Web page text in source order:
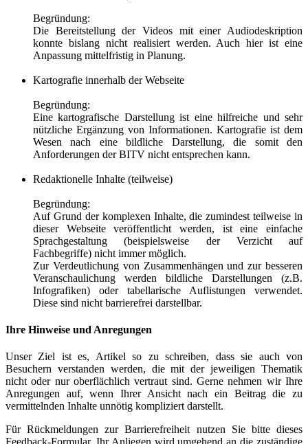
Begründung:
Die Bereitstellung der Videos mit einer Audiodeskription
konnte bislang nicht realisiert werden. Auch hier ist eine
Anpassung mittelfristig in Planung.
Kartografie innerhalb der Webseite
Begründung:
Eine kartografische Darstellung ist eine hilfreiche und sehr
nützliche Ergänzung von Informationen. Kartografie ist dem
Wesen nach eine bildliche Darstellung, die somit den
Anforderungen der BITV nicht entsprechen kann.
Redaktionelle Inhalte (teilweise)
Begründung:
Auf Grund der komplexen Inhalte, die zumindest teilweise in
dieser Webseite veröffentlicht werden, ist eine einfache
Sprachgestaltung (beispielsweise der Verzicht auf
Fachbegriffe) nicht immer möglich.
Zur Verdeutlichung von Zusammenhängen und zur besseren
Veranschaulichung werden bildliche Darstellungen (z.B.
Infografiken) oder tabellarische Auflistungen verwendet.
Diese sind nicht barrierefrei darstellbar.
Ihre Hinweise und Anregungen
Unser Ziel ist es, Artikel so zu schreiben, dass sie auch von
Besuchern verstanden werden, die mit der jeweiligen Thematik
nicht oder nur oberflächlich vertraut sind. Gerne nehmen wir Ihre
Anregungen auf, wenn Ihrer Ansicht nach ein Beitrag die zu
vermittelnden Inhalte unnötig kompliziert darstellt.
Für Rückmeldungen zur Barrierefreiheit nutzen Sie bitte dieses